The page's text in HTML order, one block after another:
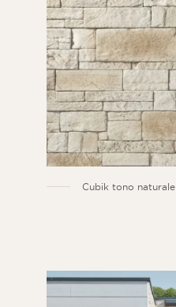
Cubik tono naturale